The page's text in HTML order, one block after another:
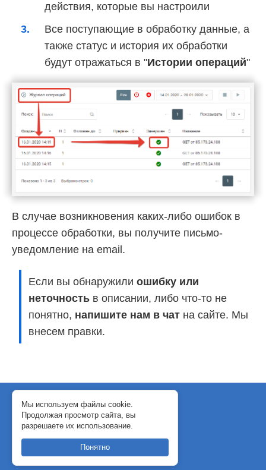
действия, которые вы настроили
Все поступающие в обработку данные, а
также статус и история их обработки
будут отражаться в "Истории операций"
В случае возникновения каких-либо ошибок в
процессе обработки, вы получите письмо-
уведомление на email.
Если вы обнаружили ошибку или
неточность в описании, либо что-то не
понятно, напишите нам в чат на сайте. Мы
внесем правки.
© 2018-2024 WebJack
Политика конфиденциальности
Договор-оферта
support@webjack.ru
Мы используем файлы cookie.
Продолжая просмотр сайта, вы
разрешаете их использование.
Понятно